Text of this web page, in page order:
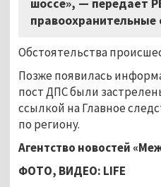
шоссе», — передаёт
правоохранительные
Обстоятельства
Позже появилась
пост ДПС были
ссылкой на Главное
по региону.
Агентство новостей
ФОТО, ВИДЕО: LIFE